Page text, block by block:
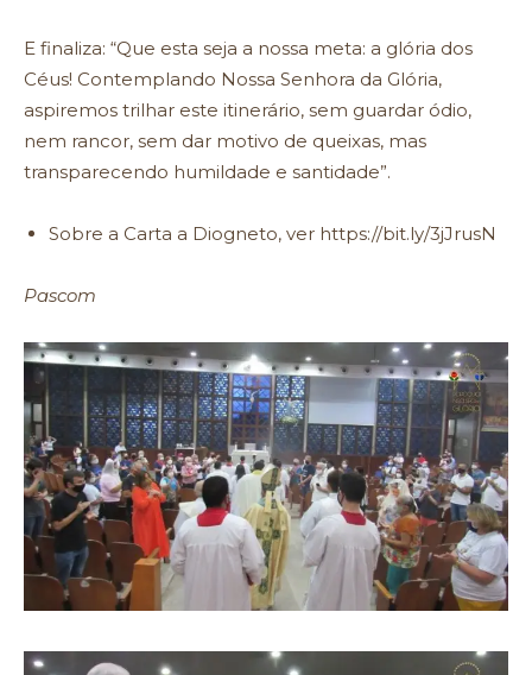
E finaliza: “Que esta seja a nossa meta: a glória dos
Céus! Contemplando Nossa Senhora da Glória,
aspiremos trilhar este itinerário, sem guardar ódio,
nem rancor, sem dar motivo de queixas, mas
transparecendo humildade e santidade”.
Sobre a Carta a Diogneto, ver https://bit.ly/3jJrusN
Pascom